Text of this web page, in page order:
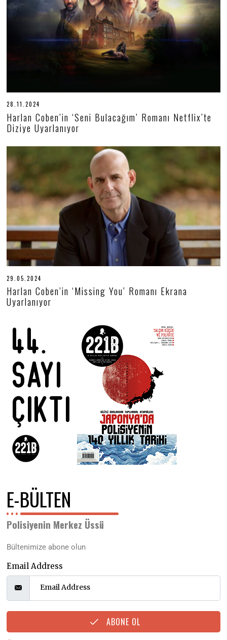
28.11.2024
.
1
1
4
Harlan Coben’in ‘Seni Bulacağım’ Romanı Netflix’te
Diziye Uyarlanıyor
29.05.2024
9
.
0
Harlan Coben’in ‘Missing You’ Romanı Ekrana
Uyarlanıyor
E-BÜLTEN
Polisiyenin Merkez Üssü
Bültenimize abone olun
Email Address
ABONE OL